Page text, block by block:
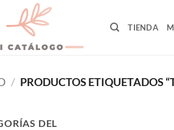
TIENDA
/ PRODUCTOS ETIQUETADOS
DEL